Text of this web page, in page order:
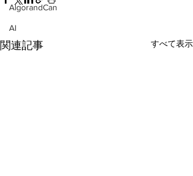
AlgorandCan
AI
関連記事 すべて表示